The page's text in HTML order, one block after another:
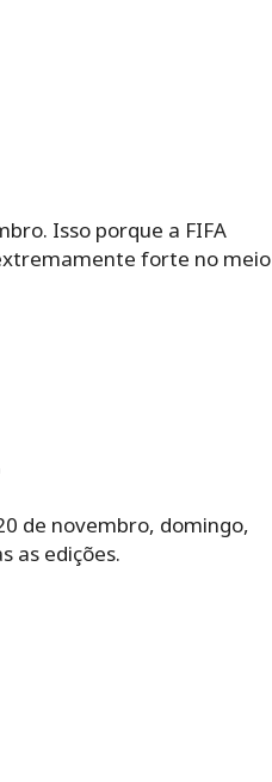
Isso porque a FIFA
forte no meio
de novembro, domingo,
as edições.